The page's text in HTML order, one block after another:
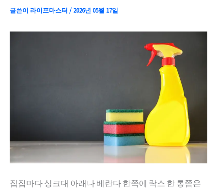
글쓴이 라이프마스터 / 2026년 05월 17일
집집마다 싱크대 아래나 베란다 한쪽에 락스 한 통쯤은